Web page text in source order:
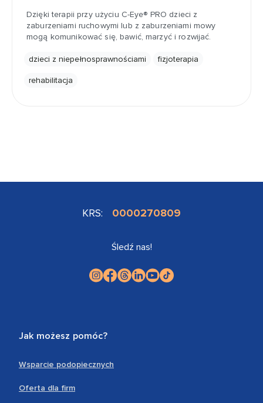
Dzięki terapii przy użyciu C-Eye® PRO dzieci z
zaburzeniami ruchowymi lub z zaburzeniami mowy
mogą komunikować się, bawić, marzyć i rozwijać.
dzieci z niepełnosprawnościami fizjoterapia
rehabilitacja
KRS: 0000270809
Śledź nas!
Jak możesz pomóc?
Wsparcie podopiecznych
Oferta dla firm